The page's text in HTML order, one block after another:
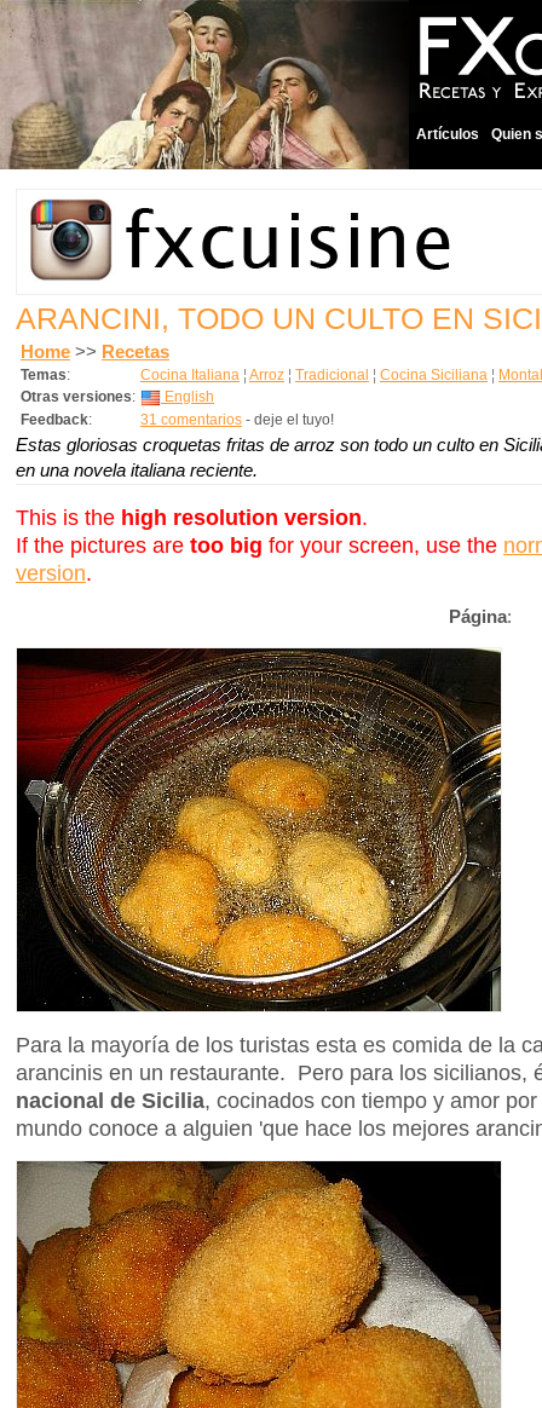
Artículos Quien
ARANCINI, TODO UN CULTO EN
Home >> Recetas
Temas: Cocina Italiana ¦ Arroz ¦ Tradicional ¦ Cocina Siciliana ¦
Otras versiones:
English
Feedback: 31 comentarios - deje el tuyo!
Estas gloriosas croquetas fritas de arroz son todo un culto en
en una novela italiana reciente.
This is the high resolution version.
If the pictures are too big for your screen, use the
version.
Página:
Para la mayoría de los turistas esta es comida de la
arancinis en un restaurante. Pero para los sicilianos,
nacional de Sicilia, cocinados con tiempo y amor
mundo conoce a alguien 'que hace los mejores